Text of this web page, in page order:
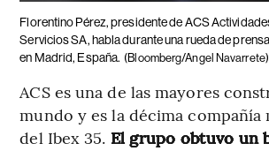
Florentino Pérez, presidente de ACS
Servicios SA, habla durante una rueda de
en Madrid, España. (Bloomberg/Angel Navarrete)
ACS es una de las mayores
mundo y es la décima compañía
del Ibex 35. El grupo obtuvo un